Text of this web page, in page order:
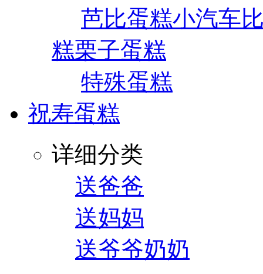
芭比蛋糕小汽车
糕栗子蛋糕
特殊蛋糕
祝寿蛋糕
详细分类
送爸爸
送妈妈
送爷爷奶奶